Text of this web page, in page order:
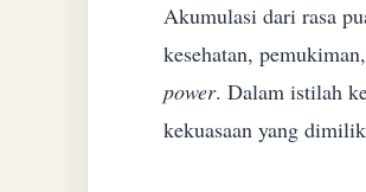
Akumulasi dari rasa
kesehatan,
power. Dalam istilah
kekuasaan yang